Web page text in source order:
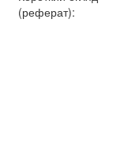
(реферат):